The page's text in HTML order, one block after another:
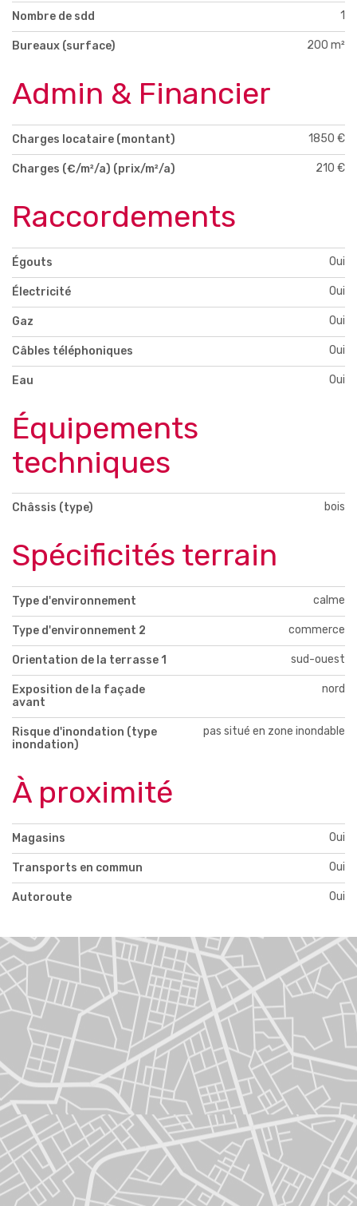
Nombre de sdd 1
Bureaux (surface) 200 m²
Admin & Financier
Charges locataire (montant) 1850 €
Charges (€/m²/a) (prix/m²/a) 210 €
Raccordements
Égouts Oui
Électricité Oui
Gaz Oui
Câbles téléphoniques Oui
Eau Oui
Équipements
techniques
Châssis (type) bois
Spécificités terrain
Type d'environnement calme
Type d'environnement 2 commerce
Orientation de la terrasse 1 sud-ouest
Exposition de la façade
avant
nord
Risque d'inondation (type
inondation)
pas situé en zone inondable
À proximité
Magasins Oui
Transports en commun Oui
Autoroute Oui